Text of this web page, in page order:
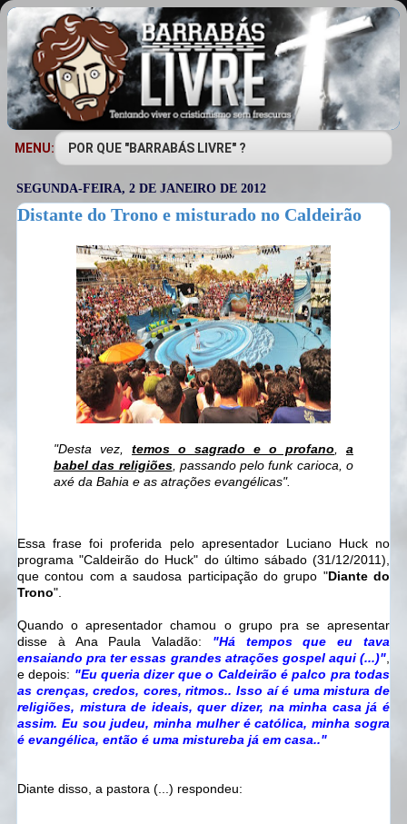
MENU:
SEGUNDA-FEIRA, 2 DE JANEIRO DE 2012
Distante do Trono e misturado no Caldeirão
"Desta vez, temos o sagrado e o profano
a
babel das religiões, passando pelo funk carioca, o
axé da Bahia e as atrações evangélicas".
Essa frase foi proferida pelo apresentador Luciano Huck no
programa "Caldeirão do Huck" do último sábado (31/12/2011),
que contou com a saudosa participação do grupo "Diante do
Trono".
Quando o apresentador chamou o grupo pra se apresentar
disse à Ana Paula Valadão: "Há tempos que eu tava
ensaiando pra ter essas grandes atrações gospel aqui (...)"
e depois: "Eu queria dizer que o Caldeirão é palco pra todas
as crenças, credos, cores, ritmos.. Isso aí é uma mistura de
religiões, mistura de ideais, quer dizer, na minha casa já é
assim. Eu sou judeu, minha mulher é católica, minha sogra
é evangélica, então é uma mistureba já em casa.."
Diante disso, a pastora (...) respondeu: